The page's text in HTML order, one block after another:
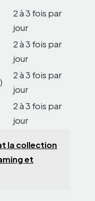
2 à 3 fois par
jour
2 à 3 fois par
jour
2 à 3 fois par
jour
2 à 3 fois par
jour
la collection
et